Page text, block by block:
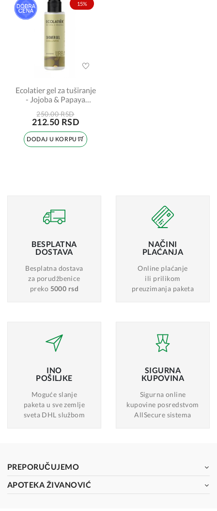
15%
Ecolatier gel za tuširanje
- Jojoba & Papaya
250.00 RSD
212.50 RSD
DODAJ U KORPU
BESPLATNA
DOSTAVA
Besplatna dostava
za porudžbenice
preko 5000 rsd
NAČINI
PLAĆANJA
Online plaćanje
ili prilikom
preuzimanja paketa
INO
POŠILJKE
Moguće slanje
paketa u sve zemlje
sveta DHL službom
SIGURNA
KUPOVINA
Sigurna online
kupovine posredstvom
AllSecure sistema
PREPORUČUJEMO
APOTEKA ŽIVANOVIĆ